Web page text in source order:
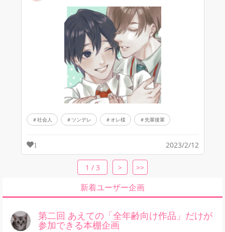
社会人 ツンデレ オレ様 先輩後輩
1 2023/2/12
1 / 3 > >>
新着ユーザー企画
第二回 あえての「全年齢向け作品」だけが
参加できる本棚企画